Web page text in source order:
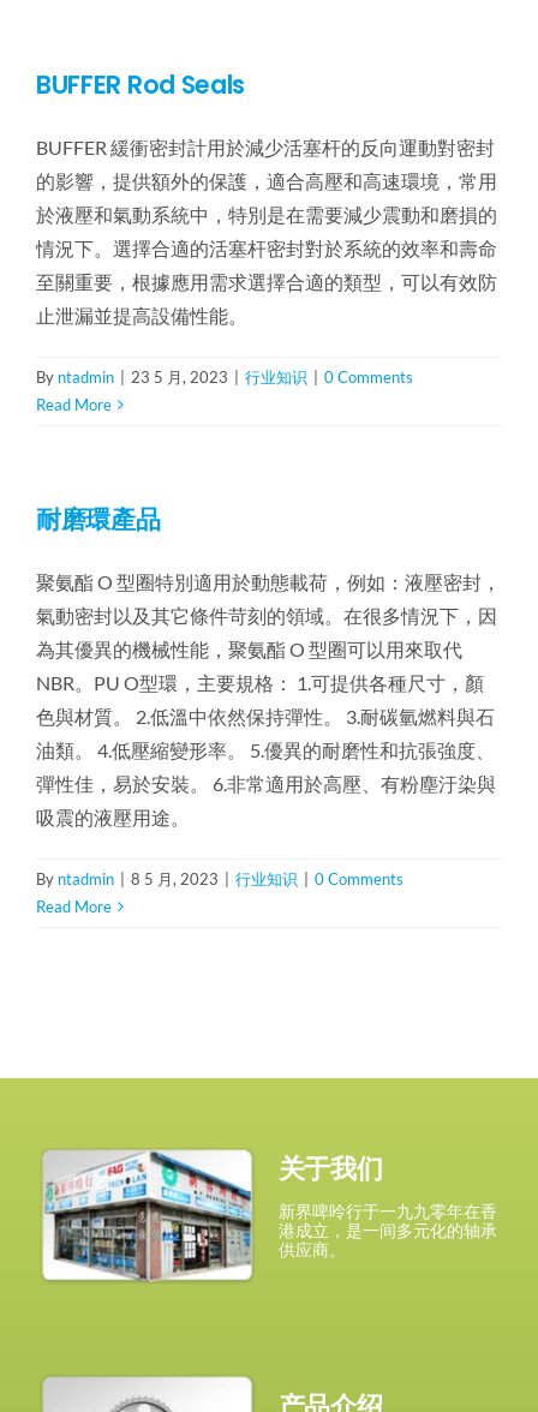
BUFFER Rod Seals
BUFFER 緩衝密封計用於減少活塞杆的反向運動對密封
的影響，提供額外的保護，適合高壓和高速環境，常用
於液壓和氣動系統中，特別是在需要減少震動和磨損的
情況下。選擇合適的活塞杆密封對於系統的效率和壽命
至關重要，根據應用需求選擇合適的類型，可以有效防
止泄漏並提高設備性能。
By ntadmin 23 5 月, 2023 行业知识
0 Comments
Read More
耐磨環產品
聚氨酯 O 型圈特別適用於動態載荷，例如：液壓密封，
氣動密封以及其它條件苛刻的領域。在很多情況下，因
為其優異的機械性能，聚氨酯 O 型圈可以用來取代
NBR。PU O型環，主要規格： 1.可提供各種尺寸，顏
色與材質。 2.低溫中依然保持彈性。 3.耐碳氫燃料與石
油類。 4.低壓縮變形率。 5.優異的耐磨性和抗張強度、
彈性佳，易於安裝。 6.非常適用於高壓、有粉塵汙染與
吸震的液壓用途。
By ntadmin 8 5 月, 2023 行业知识
0 Comments
Read More
关于我们
新界啤呤行于一九九零年在香
港成立，是一间多元化的轴承
供应商。